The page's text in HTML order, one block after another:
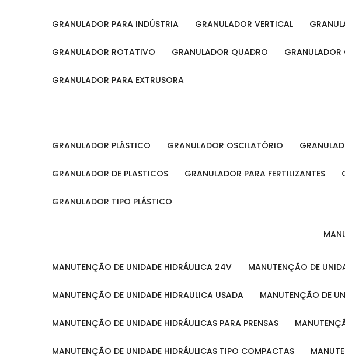
GRANULADOR PARA INDÚSTRIA GRANULADOR VERTICAL
GRANULADOR ROTATIVO GRANULADOR QUADRO
GRANULADOR PARA EXTRUSORA
GRANULADOR PLÁSTICO GRANULADOR OSCILATÓRIO
GRANULADOR DE PLASTICOS GRANULADOR PARA FERTILIZANTES
GRANULADOR TIPO PLÁSTICO
MANUTENÇÃO DE UNIDADE HIDRÁULICA 24V MANUTENÇÃO DE
MANUTENÇÃO DE UNIDADE HIDRAULICA USADA MANUTENÇÃO DE
MANUTENÇÃO DE UNIDADE HIDRÁULICAS PARA PRENSAS
MANUTENÇÃO DE UNIDADE HIDRÁULICAS TIPO COMPACTAS